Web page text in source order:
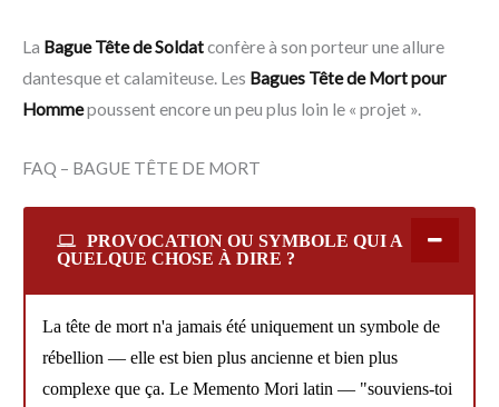
La Bague Tête de Soldatconfère à son porteur une allure
dantesque et calamiteuse. Les Bagues Tête de Mort pour
Hommepoussent encore un peu plus loin le « projet ».
FAQ – BAGUE TÊTE DE MORT
PROVOCATION OU SYMBOLE QUI A
QUELQUE CHOSE À DIRE ?
La tête de mort n'a jamais été uniquement un symbole de
rébellion — elle est bien plus ancienne et bien plus
complexe que ça. Le Memento Mori latin — "souviens-toi